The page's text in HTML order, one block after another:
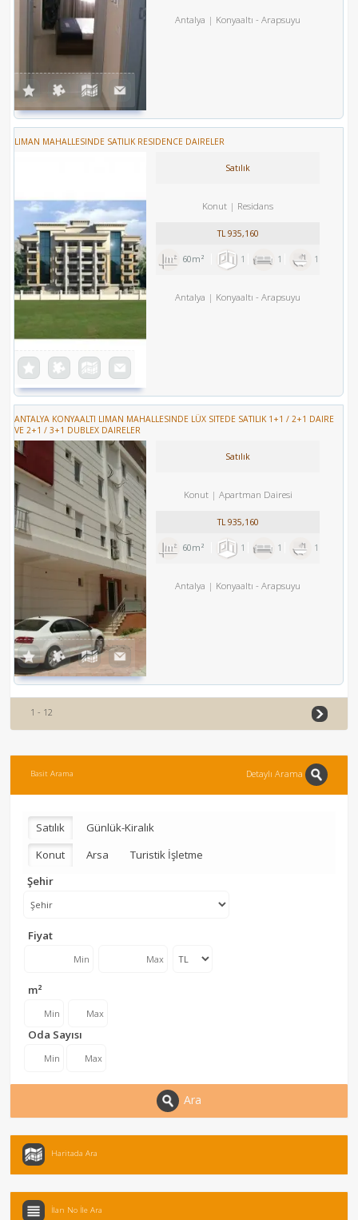
Antalya Konyaaltı -Arapsuyu
LIMAN MAHALLESINDE SATILIK RESIDENCE DAIRELER
Satılık
Konut Residans
TL935,160
60m² 1 1 1
Antalya Konyaaltı -Arapsuyu
ANTALYA KONYAALTI LIMAN MAHALLESINDE LÜX SITEDE SATILIK 1+1 / 2+1 DAIRE
VE 2+1 / 3+1 DUBLEX DAIRELER
Satılık
Konut Apartman Dairesi
TL935,160
60m² 1 1 1
Antalya Konyaaltı -Arapsuyu
1 - 12
Basit Arama Detaylı Arama
Satılık
Günlük-Kiralık
Konut
Arsa
Turistik İşletme
Şehir
Fiyat
m²
Oda Sayısı
Ara
Haritada Ara
İlan No İle Ara